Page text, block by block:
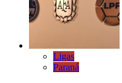
Ligas
Paraná